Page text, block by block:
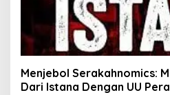
Menjebol Serakahnomics:
Dari Istana Dengan UU